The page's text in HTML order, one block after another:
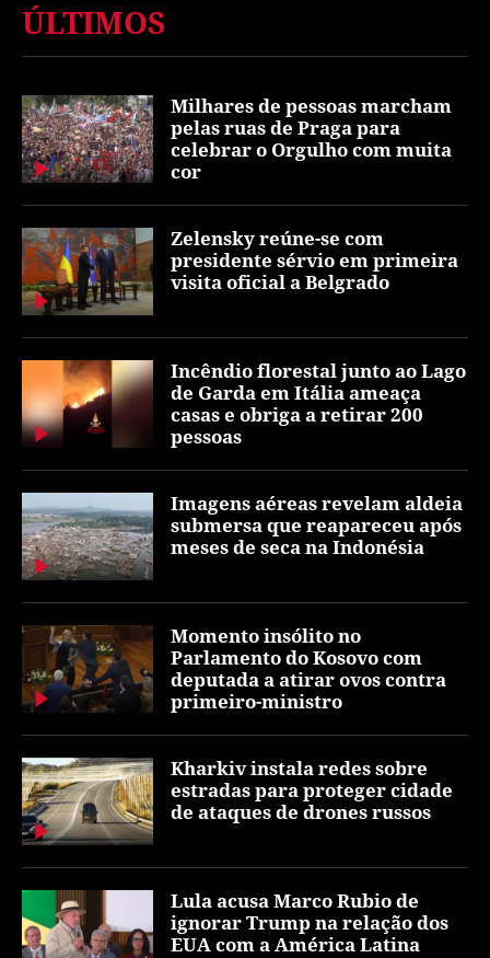
ÚLTIMOS
Milhares de pessoas marcham
pelas ruas de Praga para
celebrar o Orgulho com muita
cor
Zelensky reúne-se com
presidente sérvio em primeira
visita oficial a Belgrado
Incêndio florestal junto ao Lago
de Garda em Itália ameaça
casas e obriga a retirar 200
pessoas
Imagens aéreas revelam aldeia
submersa que reapareceu após
meses de seca na Indonésia
Momento insólito no
Parlamento do Kosovo com
deputada a atirar ovos contra
primeiro-ministro
Kharkiv instala redes sobre
estradas para proteger cidade
de ataques de drones russos
Lula acusa Marco Rubio de
ignorar Trump na relação dos
EUA com a América Latina